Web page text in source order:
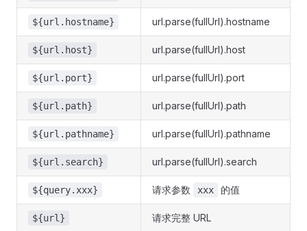
${url.hostname} url.parse(fullUrl).hostname
${url.host} url.parse(fullUrl).host
${url.port} url.parse(fullUrl).port
${url.path} url.parse(fullUrl).path
${url.pathname} url.parse(fullUrl).pathname
${url.search} url.parse(fullUrl).search
${query.xxx} 请求参数 xxx 的值
${url} 请求完整 URL